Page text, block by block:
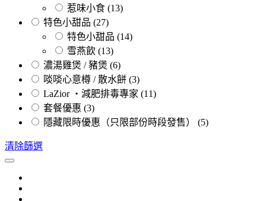
惹味小食 (13)
特色小甜品 (27)
特色小甜品 (14)
雪燕飲 (13)
濃湯雞煲 / 豬煲 (6)
啖啖心意樽 / 散水餅 (3)
LaZior ・減肥排毒專家 (11)
套餐優惠 (3)
隱藏限時優惠（只限部份時段發售）
(5)
清除篩選